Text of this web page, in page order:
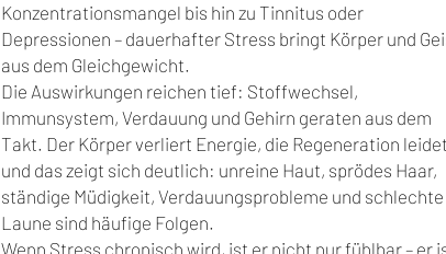
Konzentrationsmangel bis hin zu Tinnitus oder
Depressionen – dauerhafter Stress bringt Körper und
aus dem Gleichgewicht.
Die Auswirkungen reichen tief: Stoffwechsel,
Immunsystem, Verdauung und Gehirn geraten aus dem
Takt. Der Körper verliert Energie, die Regeneration
und das zeigt sich deutlich: unreine Haut, sprödes Haar,
ständige Müdigkeit, Verdauungsprobleme und schlechte
Laune sind häufige Folgen.
Wenn Stress chronisch wird, ist er nicht nur fühlbar – er